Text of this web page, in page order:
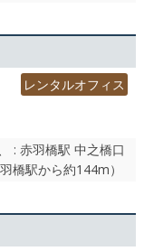
レンタルオフィス
: 赤羽橋駅 中之橋口
橋駅から約144m）